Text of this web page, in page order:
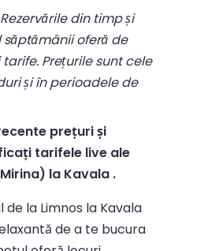
din timp și
oferă de
Prețurile sunt cele
și în perioadele de
prețuri și
tarifele live ale
la Kavala .
la Limnos la Kavala
de a te bucura